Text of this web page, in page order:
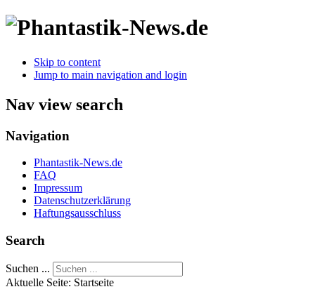
Skip to content
Jump to main navigation and login
Nav view search
Navigation
Phantastik-News.de
FAQ
Impressum
Datenschutzerklärung
Haftungsausschluss
Search
Suchen ...
Aktuelle Seite: Startseite